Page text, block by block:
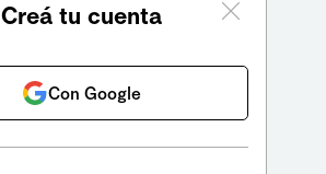
Creá tu cuenta
Con Google